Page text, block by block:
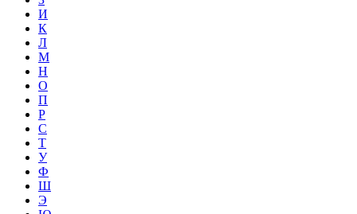
И
К
Л
М
Н
О
П
Р
С
Т
У
Ф
Ш
Э